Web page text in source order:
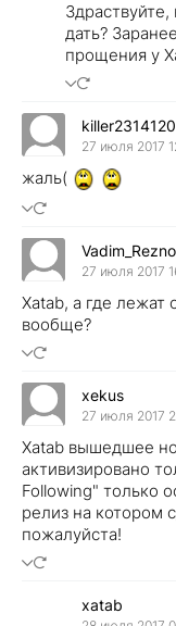
дать?
прощения у
27 июля 2017
жаль(
27 июля 2017
Xatab, а где лежат
вообще?
xekus
27 июля 2017
Xatab вышедшее
активизировано
Following" только
релиз на котором
пожалуйста!
xatab